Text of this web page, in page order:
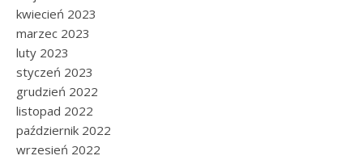
kwiecień 2023
marzec 2023
luty 2023
styczeń 2023
grudzień 2022
listopad 2022
październik 2022
wrzesień 2022